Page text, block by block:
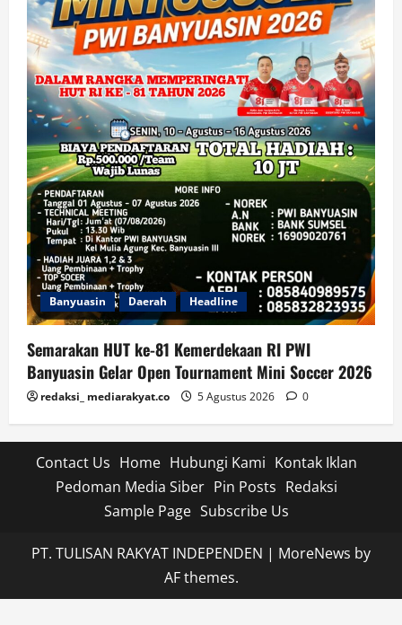
Banyuasin Daerah Headline
Semarakan HUT ke-81 Kemerdekaan RI PWI
Banyuasin Gelar Open Tournament Mini Soccer 2026
redaksi_ mediarakyat.co 5 Agustus 2026 0
Contact Us Home Hubungi Kami Kontak Iklan
Pedoman Media Siber Pin Posts Redaksi
Sample Page Subscribe Us
PT. TULISAN RAKYAT INDEPENDEN | MoreNews by
AF themes.